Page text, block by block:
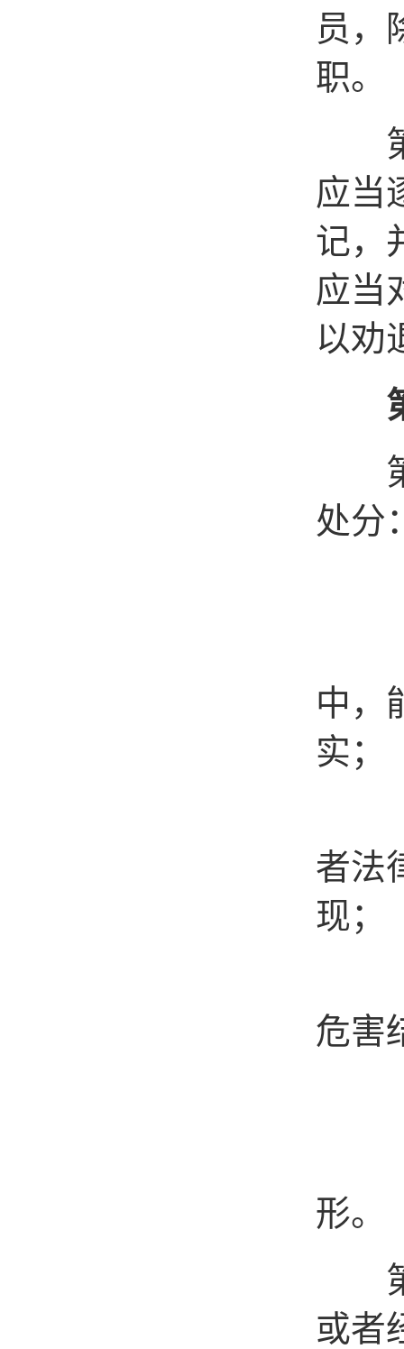
员，
职。
第
应当
记，
应当
以劝
第
处分
中，
实；
者法
现；
危害
形。
第
或者